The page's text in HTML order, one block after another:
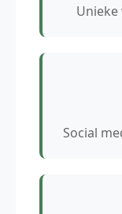
Social